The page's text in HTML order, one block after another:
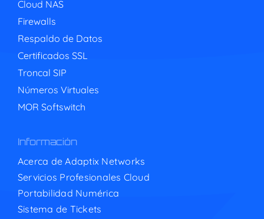
Cloud NAS
Firewalls
Respaldo de Datos
Certificados SSL
Troncal SIP
Números Virtuales
MOR Softswitch
Información
Acerca de Adaptix Networks
Servicios Profesionales Cloud
Portabilidad Numérica
Sistema de Tickets